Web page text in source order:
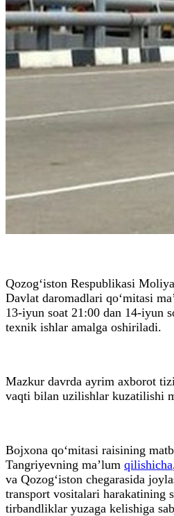
Qozog‘iston Respublikasi
Davlat daromadlari qo‘mitasi
13-iyun soat 21:00 dan 14-iyun
texnik ishlar amalga oshiriladi.
Mazkur davrda ayrim axborot
vaqti bilan uzilishlar kuzatilishi
Bojxona qo‘mitasi raisining
Tangriyevning ma’lum qilishicha
va Qozog‘iston chegarasida
transport vositalari harakatining
tirbandliklar yuzaga kelishiga